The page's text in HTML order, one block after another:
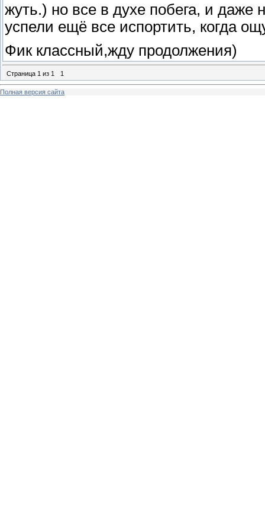
жуть.) но все в духе побега, и даже
успели ещё все испортить, когда
Фик классный,жду продолжения)
Страница 1 из 1 1
Полная версия сайта